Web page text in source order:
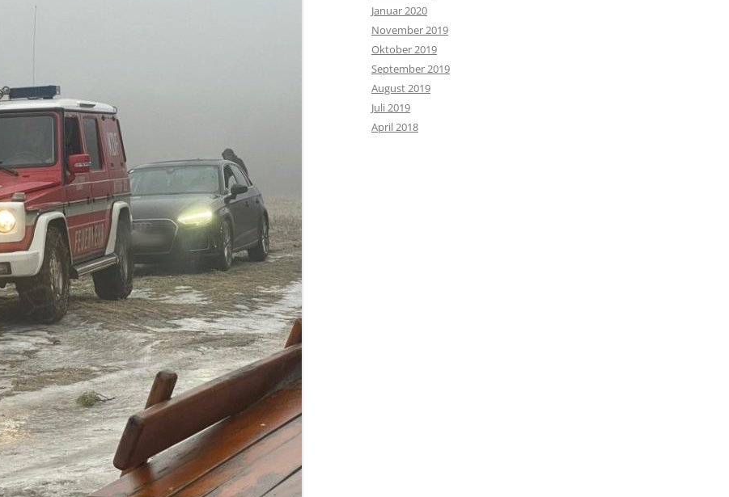
Januar 2020
November 2019
Oktober 2019
September 2019
August 2019
Juli 2019
April 2018